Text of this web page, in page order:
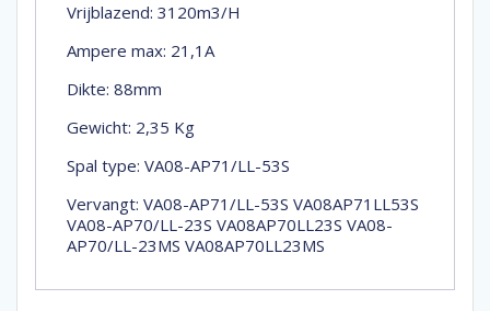
Vrijblazend: 3120m3/H
Ampere max: 21,1A
Dikte: 88mm
Gewicht: 2,35 Kg
Spal type: VA08-AP71/LL-53S
Vervangt: VA08-AP71/LL-53S VA08AP71LL53S
VA08-AP70/LL-23S VA08AP70LL23S VA08-
AP70/LL-23MS VA08AP70LL23MS